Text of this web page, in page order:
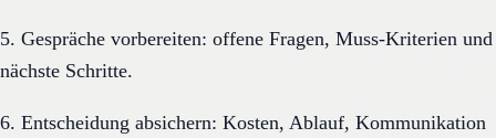
5. Gespräche vorbereiten: offene Fragen, Muss-Kriterien und
nächste Schritte.
6. Entscheidung absichern: Kosten, Ablauf, Kommunikation